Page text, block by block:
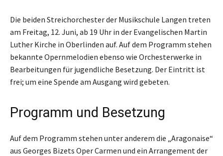
Die beiden Streichorchester der Musikschule Langen treten
am Freitag, 12. Juni, ab 19 Uhr in der Evangelischen Martin
Luther Kirche in Oberlinden auf. Auf dem Programm stehen
bekannte Opernmelodien ebenso wie Orchesterwerke in
Bearbeitungen für jugendliche Besetzung. Der Eintritt ist
frei; um eine Spende am Ausgang wird gebeten.
Programm und Besetzung
Auf dem Programm stehen unter anderem die „Aragonaise“
aus Georges Bizets Oper Carmen und ein Arrangement der